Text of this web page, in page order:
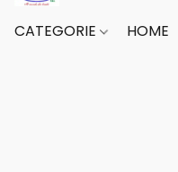
CATEGORIE HOME